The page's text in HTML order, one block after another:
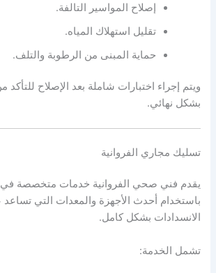
إصلاح المواسير التالفة.
تقليل استهلاك المياه.
حماية المبنى من الرطوبة والتلف.
ويتم إجراء اختبارات شاملة بعد الإصلاح
بشكل نهائي.
تسليك مجاري الفروانية
يقدم فني صحي الفروانية خدمات متخصصة
باستخدام أحدث الأجهزة والمعدات التي تساعد
الانسدادات بشكل كامل.
تشمل الخدمة: